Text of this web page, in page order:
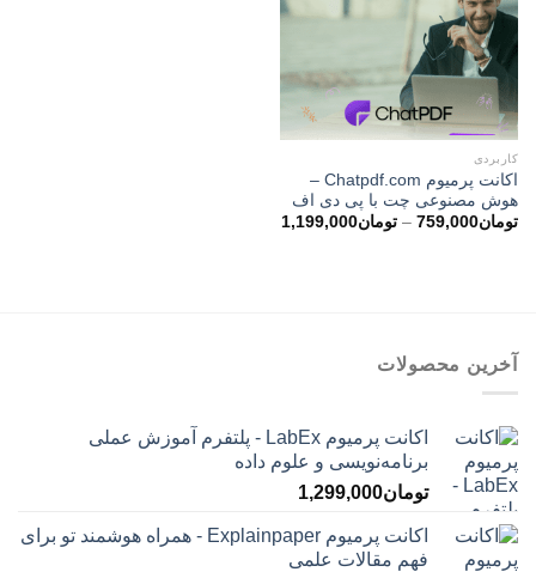
کاربردی
اکانت پرمیوم Chatpdf.com –
هوش مصنوعی چت با پی دی اف
تومان759,000
– تومان1,199,000محدوده
آخرین محصولات
اکانت پرمیوم LabEx - پلتفرم آموزش عملی
برنامه‌نویسی و علوم داده
تومان1,299,000
اکانت پرمیوم Explainpaper - همراه هوشمند تو برای
فهم مقالات علمی